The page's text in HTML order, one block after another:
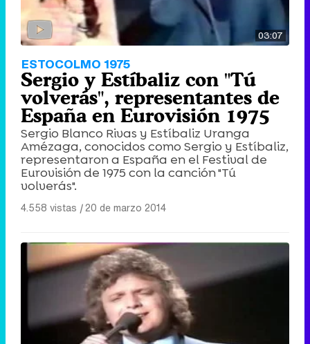
03:07
ESTOCOLMO 1975
Sergio y Estíbaliz con "Tú
volverás", representantes de
España en Eurovisión 1975
Sergio Blanco Rivas y Estíbaliz Uranga
Amézaga, conocidos como Sergio y Estíbaliz,
representaron a España en el Festival de
Eurovisión de 1975 con la canción "Tú
volverás".
4.558 vistas |20 de marzo 2014